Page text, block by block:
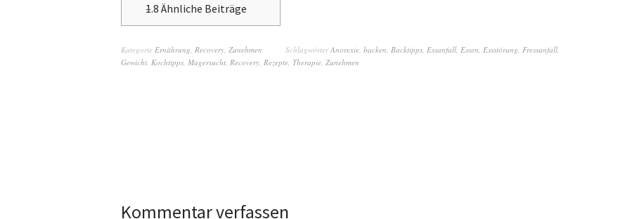
1.8 Ähnliche Beiträge
Kategorie Ernährung Recovery Zunehmen SchlagwörterAnorexie backen Backtipps Essanfall Essen Essstörung Fressanfall
Gewicht Kochtipps Magersucht Recovery Rezepte Therapie Zunehmen
Kommentar verfassen